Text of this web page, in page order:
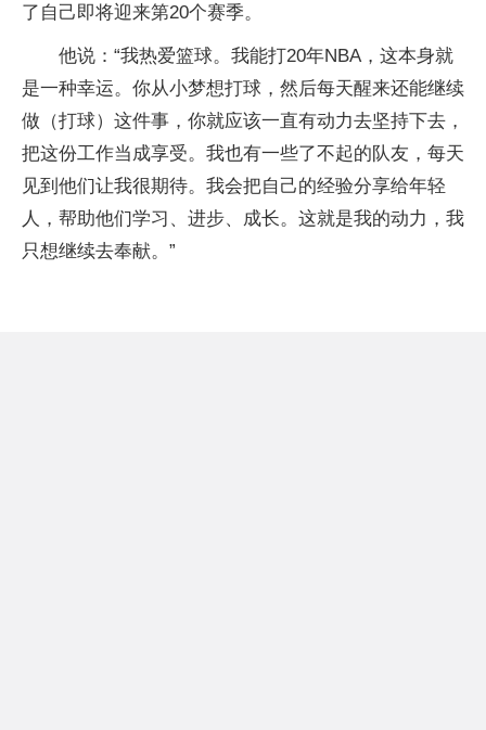
了自己即将迎来第20个赛季。
他说：“我热爱篮球。我能打20年NBA，这本身就
是一种幸运。你从小梦想打球，然后每天醒来还能继续
做（打球）这件事，你就应该一直有动力去坚持下去，
把这份工作当成享受。我也有一些了不起的队友，每天
见到他们让我很期待。我会把自己的经验分享给年轻
人，帮助他们学习、进步、成长。这就是我的动力，我
只想继续去奉献。”